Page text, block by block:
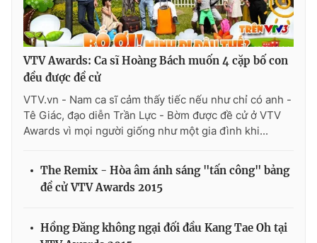
Theo dõi báo trên
Cơ quan chủ quản:Đài Truyền hình Việt Nam
Cơ quan báo chí:Thời báo VTV
Tổng Biên tập:Vũ Thanh Thủy
Tổng đài VTV:024.38 355 931 - 024.38 355 932
VTV Awards: Ca sĩ Hoàng Bách muốn 4 cặp bố con
đều được đề cử
VTV.vn - Nam ca sĩ cảm thấy tiếc nếu như chỉ có anh -
Tê Giác, đạo diễn Trần Lực - Bờm được đề cử ở VTV
Awards vì mọi người giống như một gia đình khi...
The Remix - Hòa âm ánh sáng "tấn công" bảng
đề cử VTV Awards 2015
Hồng Đăng không ngại đối đầu Kang Tae Oh tại